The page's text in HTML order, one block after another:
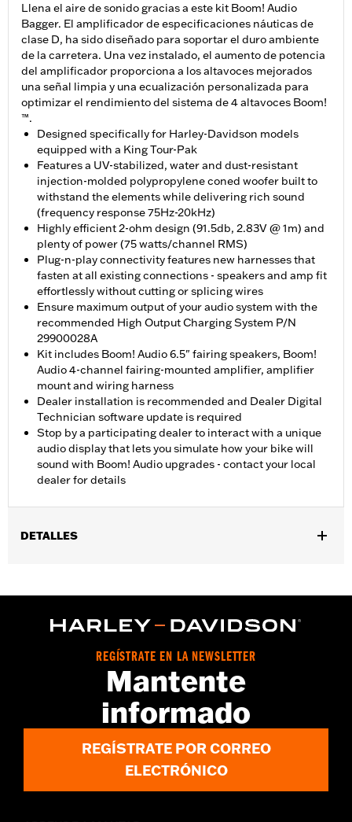
Llena el aire de sonido gracias a este kit Boom! Audio
Bagger. El amplificador de especificaciones náuticas de
clase D, ha sido diseñado para soportar el duro ambiente
de la carretera. Una vez instalado, el aumento de potencia
del amplificador proporciona a los altavoces mejorados
una señal limpia y una ecualización personalizada para
optimizar el rendimiento del sistema de 4 altavoces Boom!
™.
Designed specifically for Harley-Davidson models
equipped with a King Tour-Pak
Features a UV-stabilized, water and dust-resistant
injection-molded polypropylene coned woofer built to
withstand the elements while delivering rich sound
(frequency response 75Hz-20kHz)
Highly efficient 2-ohm design (91.5db, 2.83V @ 1m) and
plenty of power (75 watts/channel RMS)
Plug-n-play connectivity features new harnesses that
fasten at all existing connections - speakers and amp fit
effortlessly without cutting or splicing wires
Ensure maximum output of your audio system with the
recommended High Output Charging System P/N
29900028A
Kit includes Boom! Audio 6.5" fairing speakers, Boom!
Audio 4-channel fairing-mounted amplifier, amplifier
mount and wiring harness
Dealer installation is recommended and Dealer Digital
Technician software update is required
Stop by a participating dealer to interact with a unique
audio display that lets you simulate how your bike will
sound with Boom! Audio upgrades - contact your local
dealer for details
DETALLES
audio Boom!™ Box, equipaje King Tour-Pak® y cajas de altavoces
traseros. Se requiere la actualización del software Digital
Technician en el concesionario. Se recomienda que la
la compra por separado del alargo de cableado N/P 69200921 si
aros embellecedores del faro o las luces para el borde del
carenado Electra Glo™.
InstalaciÃ³n recomendada por el distribuidor:Sí
Configuración de audio: Altavoz de 2 vías, rango de frecuencia
REGÍSTRATE EN LA NEWSLETTER
Mantente
informado
REGÍSTRATE POR CORREO
ELECTRÓNICO